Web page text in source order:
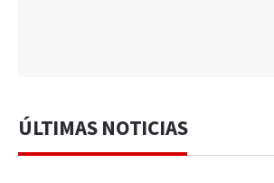
ÚLTIMAS NOTICIAS